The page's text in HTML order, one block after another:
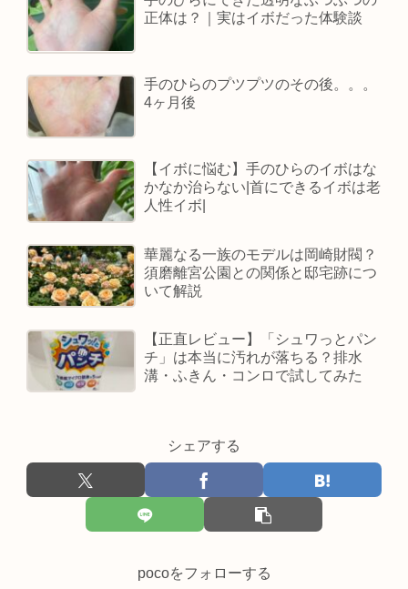
正体は？｜実はイボだった体験談
手のひらのプツプツのその後。。。
4ヶ月後
【イボに悩む】手のひらのイボはな
かなか治らない|首にできるイボは老
人性イボ|
華麗なる一族のモデルは岡崎財閥？
須磨離宮公園との関係と邸宅跡につ
いて解説
【正直レビュー】「シュワっとパン
チ」は本当に汚れが落ちる？排水
溝・ふきん・コンロで試してみた
シェアする
pocoをフォローする